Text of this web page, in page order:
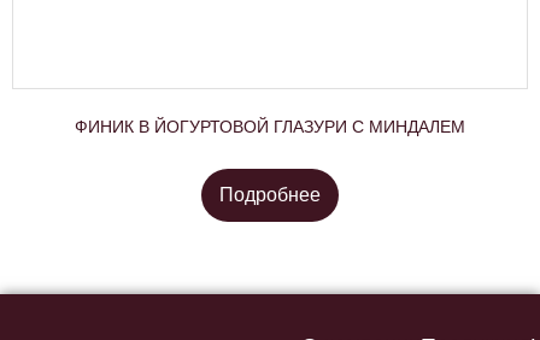
ФИНИК В ЙОГУРТОВОЙ ГЛАЗУРИ С МИНДАЛЕМ
Подробнее